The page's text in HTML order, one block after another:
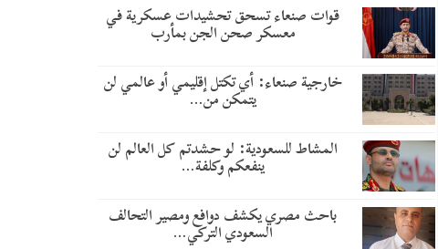
قوات صنعاء تسحق تحشيدات عسكرية في
معسكر صحن الجن بمأرب
خارجية صنعاء: أي تكتل إقليمي أو عالمي لن
يتمكن من…
المشاط للسعودية: لو حشدتم كل العالم لن
ينفعكم وكلفة…
باحث مصري يكشف دوافع ومصير التحالف
السعودي التركي…